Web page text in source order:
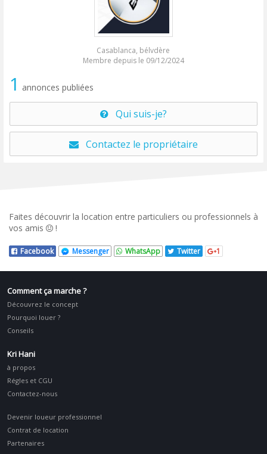
Casablanca, bélvdère
Membre depuis le 09/12/2024
1 annonces publiées
Qui suis-je?
Contactez le propriétaire
Faites découvrir la location entre particuliers ou professionnels à
vos amis
!
Facebook Messenger WhatsApp Twitter 1
Comment ça marche ?
Découvrez le concept
Pourquoi louer ?
Conseils
Kri Hani
à propos
Régles et CGU
Contactez-nous
Devenir loueur professionnel
Contrat de location
Partenaires